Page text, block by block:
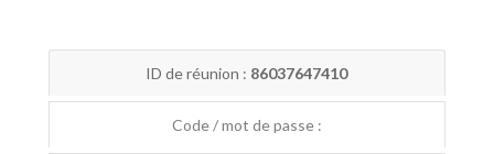
ID de réunion : 86037647410
Code / mot de passe :